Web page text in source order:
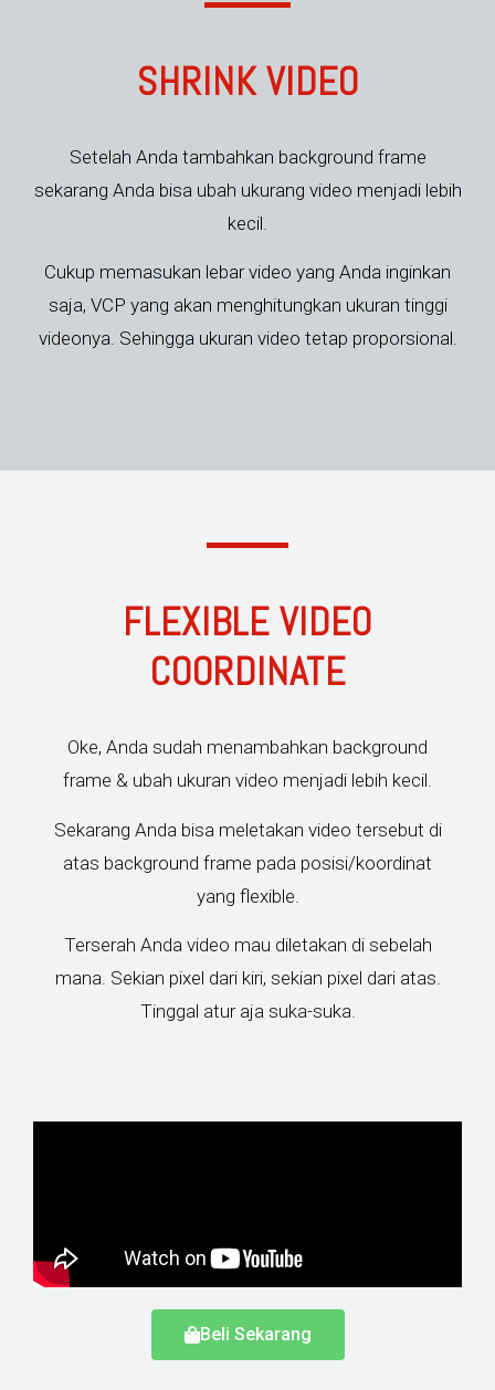
SHRINK VIDEO
Setelah Anda tambahkan background frame
sekarang Anda bisa ubah ukurang video menjadi lebih
kecil.
Cukup memasukan lebar video yang Anda inginkan
saja, VCP yang akan menghitungkan ukuran tinggi
videonya. Sehingga ukuran video tetap proporsional.
FLEXIBLE VIDEO
COORDINATE
Oke, Anda sudah menambahkan background
frame & ubah ukuran video menjadi lebih kecil.
Sekarang Anda bisa meletakan video tersebut di
atas background frame pada posisi/koordinat
yang flexible.
Terserah Anda video mau diletakan di sebelah
mana. Sekian pixel dari kiri, sekian pixel dari atas.
Tinggal atur aja suka-suka.
Beli Sekarang